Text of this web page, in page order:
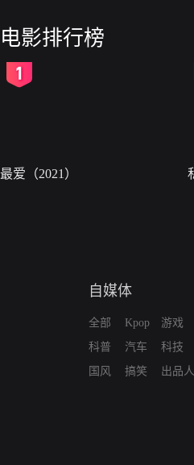
电影排行榜
最爱（2021）
自媒体
全部
科普
国风
Kpop
汽车
搞笑
游戏
科技
出品人